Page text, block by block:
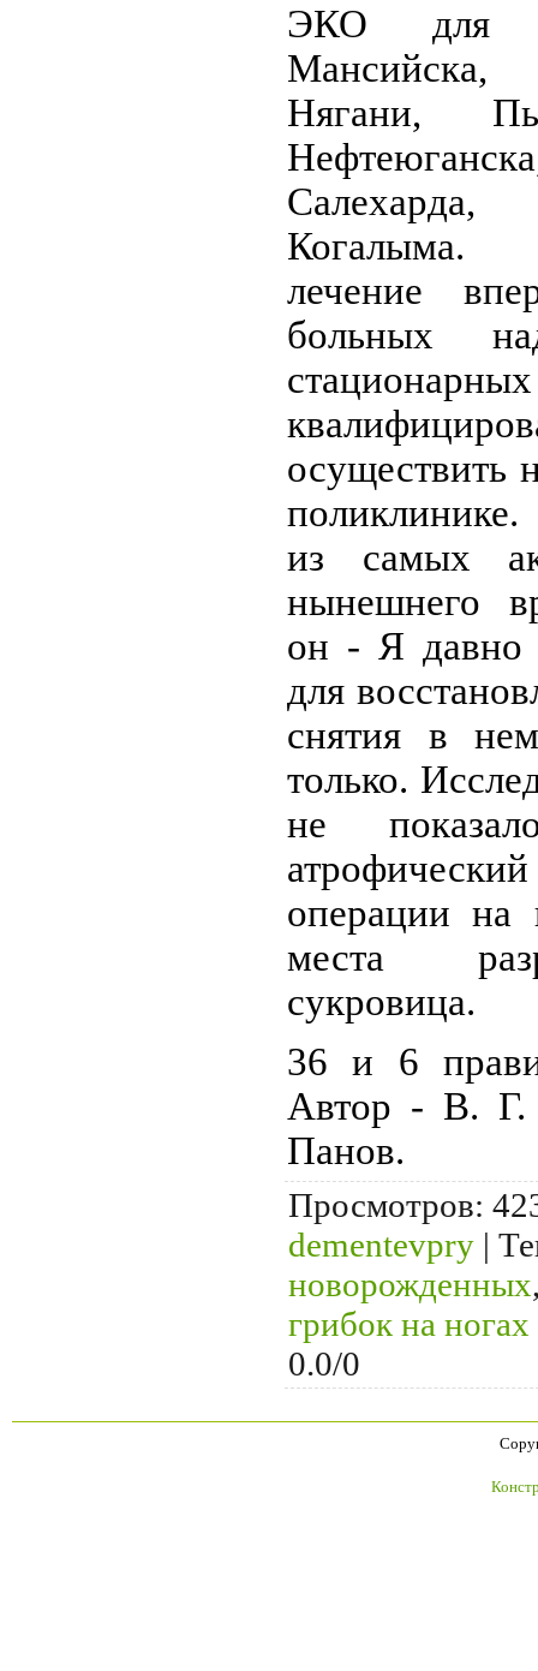
ЭКО для
Мансийска,
Нягани,
Когалыма.
лечение
больных
осуществить
из самых
нынешнего
он - Я давно
для
снятия в
только.
не
операции
места
сукровица.
36 и 6
Автор - В. Г.
Панов.
Просмотров:
dementevpry |
новорожденных
грибок на ногах
0.0/0